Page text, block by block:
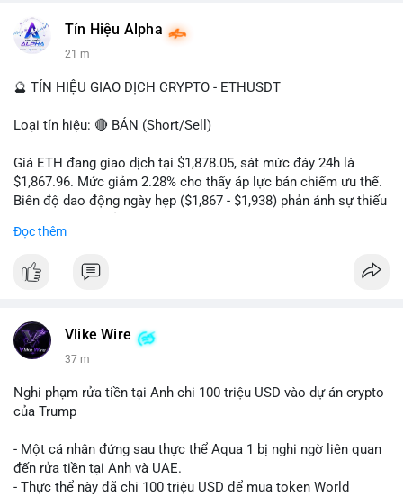
#vlikevn #titanbot
📰 Nguồn: Cointelegraph
Tín Hiệu Alpha
21 m
🔮 TÍN HIỆU GIAO DỊCH CRYPTO - ETHUSDT
Loại tín hiệu: 🔴 BÁN (Short/Sell)
Giá ETH đang giao dịch tại $1,878.05, sát mức đáy 24h là
$1,867.96. Mức giảm 2.28% cho thấy áp lực bán chiếm ưu thế.
Biên độ dao động ngày hẹp ($1,867 - $1,938) phản ánh sự thiếu
dòng tiền đang rút khỏi thị trường, xác nhận xu hướng giảm
- Take Profit: TP1: $1,850, TP2: $1,820
- Stop Loss: $1,915
Quản trị rủi ro: Chỉ sử dụng 2-3% tài khoản cho lệnh này và
tuân thủ tuyệt đối mức cắt lỗ để bảo vệ vốn.
#shorteth #ethusdt #bearisheth #vung1880 #quantriruiro
Đọc thêm
Vlike Wire
37 m
Nghi phạm rửa tiền tại Anh chi 100 triệu USD vào dự án crypto
của Trump
- Một cá nhân đứng sau thực thể Aqua 1 bị nghi ngờ liên quan
đến rửa tiền tại Anh và UAE.
- Thực thể này đã chi 100 triệu USD để mua token World